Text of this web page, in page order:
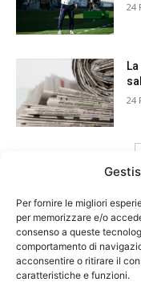
Per fornire le migliori
per memorizzare e/o
consenso a queste
comportamento di
acconsentire o ritirare il
caratteristiche e funzioni.
24
24